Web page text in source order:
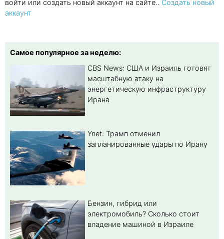
войти или создать новый аккаунт на сайте.. Создать новый
аккаунт
Самое популярное за неделю:
CBS News: США и Израиль готовят
масштабную атаку на
энергетическую инфраструктуру
Ирана
Ynet: Трамп отменил
запланированные удары по Ирану
Бензин, гибрид или
электромобиль? Cколько стоит
владение машиной в Израиле